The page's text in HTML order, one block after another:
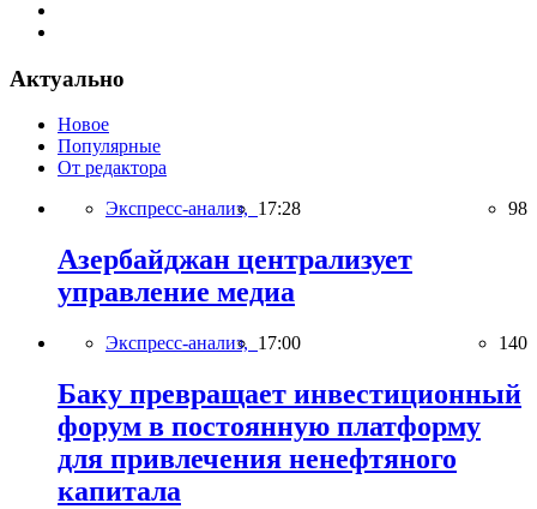
Актуально
Новое
Популярные
От редактора
Экспресс-анализ, 17:28 98
Азербайджан централизует
управление медиа
Экспресс-анализ, 17:00 140
Баку превращает инвестиционный
форум в постоянную платформу
для привлечения ненефтяного
капитала